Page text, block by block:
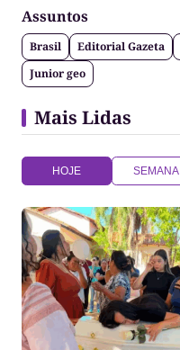
político e anti-fake!
Assuntos
Brasil Editorial Gazeta
Junior geo
Mais Lidas
HOJE SEMANA